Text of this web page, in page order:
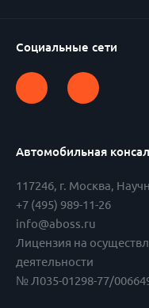
Поэтому компания
сократить до 3% от
Ренессанс
дилерам и только в
деталей, как у них,
предлагает клиентам
Социальные сети
Автомобильная
117246, г. Москва,
+7 (495) 989-11-26
info@aboss.ru
Лицензия на
деятельности
№ Л035-01298-77/